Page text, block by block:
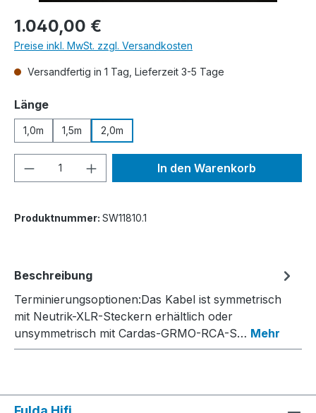
Regulärer Preis:
1.040,00 €
Preise inkl. MwSt. zzgl. Versandkosten
Versandfertig in 1 Tag, Lieferzeit 3-5 Tage
Längeauswählen
1,0m 1,5m 2,0m
Produkt Anzahl: Gib denIn den Warenkorb
Produktnummer: SW11810.1
Beschreibung
Terminierungsoptionen:Das Kabel ist symmetrisch
mit Neutrik-XLR-Steckern erhältlich oder
unsymmetrisch mit Cardas-GRMO-RCA-S… Mehr